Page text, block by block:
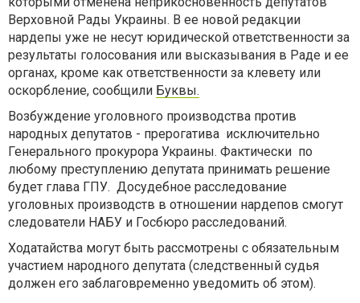
Верховной Рады Украины. В ее новой редакции
нардепы уже не несут юридической ответственности за
результаты голосования или высказывания в Раде и ее
органах, кроме как ответственности за клевету или
оскорбление, сообщили Буквы.
Возбуждение уголовного производства против
народных депутатов - прерогатива исключительно
Генерального прокурора Украины. Фактически по
любому преступлению депутата принимать решение
будет глава ГПУ. Досудебное расследование
уголовных производств в отношении нардепов смогут
следователи НАБУ и Госбюро расследований.
Ходатайства могут быть рассмотрены с обязательным
участием народного депутата (следственный судья
должен его заблаговременно уведомить об этом).